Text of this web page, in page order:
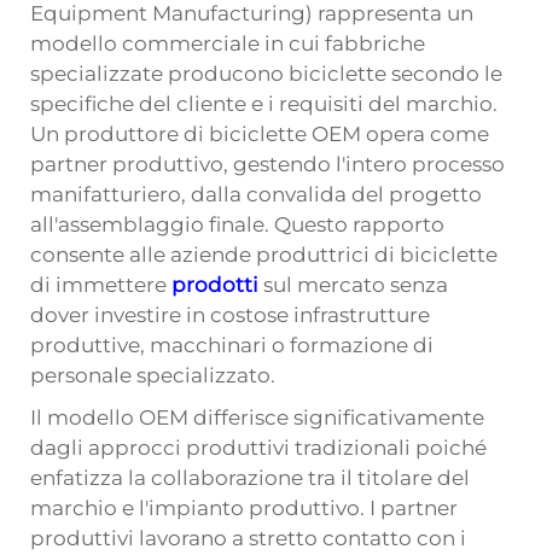
Equipment Manufacturing) rappresenta un
modello commerciale in cui fabbriche
specializzate producono biciclette secondo le
specifiche del cliente e i requisiti del marchio.
Un produttore di biciclette OEM opera come
partner produttivo, gestendo l'intero processo
manifatturiero, dalla convalida del progetto
all'assemblaggio finale. Questo rapporto
consente alle aziende produttrici di biciclette
di immettere prodotti sul mercato senza
dover investire in costose infrastrutture
produttive, macchinari o formazione di
personale specializzato.
Il modello OEM differisce significativamente
dagli approcci produttivi tradizionali poiché
enfatizza la collaborazione tra il titolare del
marchio e l'impianto produttivo. I partner
produttivi lavorano a stretto contatto con i